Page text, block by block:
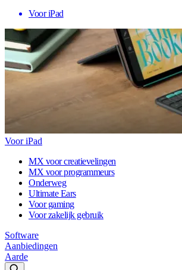
Voor iPad
Voor iPad
MX voor creatievelingen
MX voor programmeurs
Onderweg
Ultimate Ears
Voor gaming
Voor zakelijk gebruik
Software
Aanbiedingen
Aarde